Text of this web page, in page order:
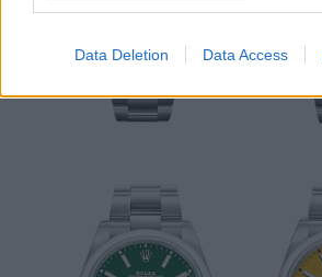
Data Deletion Data Access